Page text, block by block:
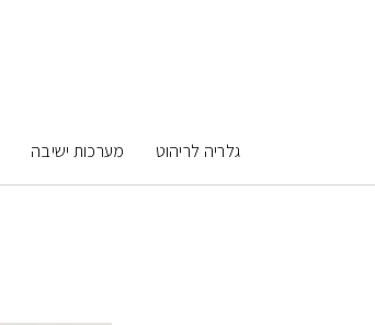
גלריה לריהוט מערכות ישיבה